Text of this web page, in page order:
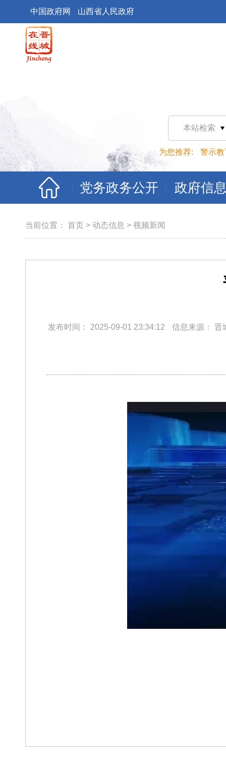
中国政府网 山西省人民政府
本站检索
为您推荐: 警示教
党务政务公开 政府信
当前位置： 首页 > 动态信息 > 视频新闻
发布时间： 2025-09-01 23:34:12 信息来源： 晋